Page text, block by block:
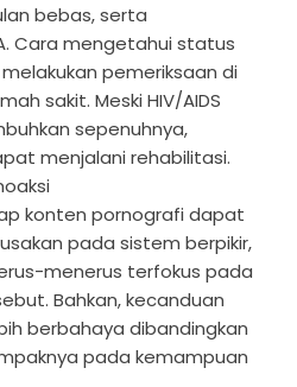
bebas, serta
Cara mengetahui status
pemeriksaan di
sakit. Meski HIV/AIDS
sepenuhnya,
menjalani rehabilitasi.
konten pornografi dapat
pada sistem berpikir,
menerus terfokus pada
Bahkan, kecanduan
berbahaya dibandingkan
pada kemampuan